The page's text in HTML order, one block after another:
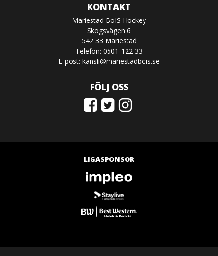
KONTAKT
Mariestad BoIS Hockey
Skogsvägen 6
542 33 Mariestad
Telefon: 0501-122 33
E-post: kansli@mariestadbois.se
FÖLJ OSS
LIGASPONSOR